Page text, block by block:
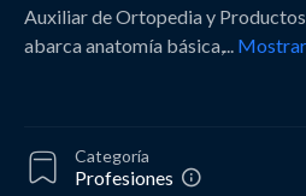
Auxiliar de Ortopedia y
abarca anatomía básica,
Categoría
Profesiones